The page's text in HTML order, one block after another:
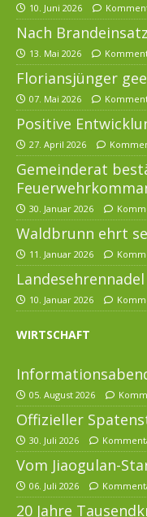
10. Juni 2026
Nach
13. Mai 2026
Floriansjünger
07. Mai 2026
Positive
27. April 2026
Gemeinderat
30. Januar 2026
Waldbrunn ehrt
11. Januar 2026
10. Januar 2026
WIRTSCHAFT
05. August 2026
Offizieller
30. Juli 2026
Vom Jiaogulan-
06. Juli 2026
20 Jahre